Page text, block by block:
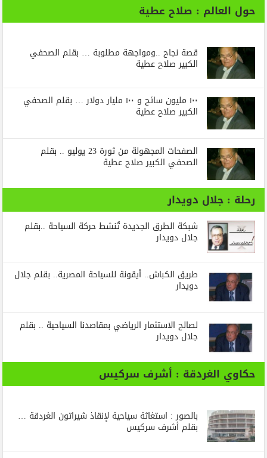
حول العالم : صلاح عطية
قصة نجاح ..ومواجهة مطلوبة … بقلم الصحفي
الكبير صلاح عطية
١٠٠ مليون سائح و ١٠٠ مليار دولار … بقلم الصحفي
الكبير صلاح عطية
الصفحات المجهولة من ثورة 23 يوليو .. بقلم
الصحفي الكبير صلاح عطية
رحلة : جلال دويدار
شبكة الطرق الجديدة تُنشط حركة السياحة ..بقلم
جلال دويدار
طريق الكباش.. أيقونة للسياحة المصرية.. بقلم جلال
دويدار
لصالح الاستثمار الرياضي بمقاصدنا السياحية .. بقلم
جلال دويدار
حكاوي الغردقة : أشرف سركيس
بالصور : استغاثة سياحية لإنقاذ شيراتون الغردقة …
بقلم أشرف سركيس